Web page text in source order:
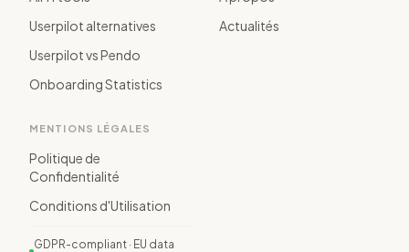
Userpilot alternatives
Userpilot vs Pendo
Onboarding Statistics
Actualités
MENTIONS LÉGALES
Politique de
Confidentialité
Conditions d'Utilisation
GDPR-compliant · EU data